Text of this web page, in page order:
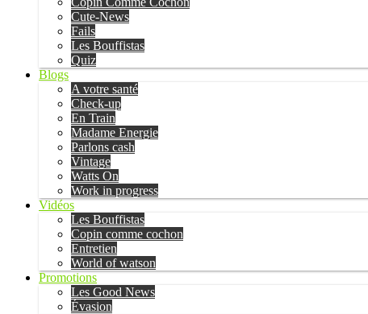
Cute-News
Fails
Les Bouffistas
Quiz
Blogs
A votre santé
Check-up
En Train
Madame Energie
Parlons cash
Vintage
Watts On
Work in progress
Vidéos
Les Bouffistas
Copin comme cochon
Entretien
World of watson
Promotions
Les Good News
Évasion